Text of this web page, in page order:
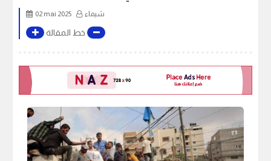
02 mai 2025 شيماء
خط المقالة